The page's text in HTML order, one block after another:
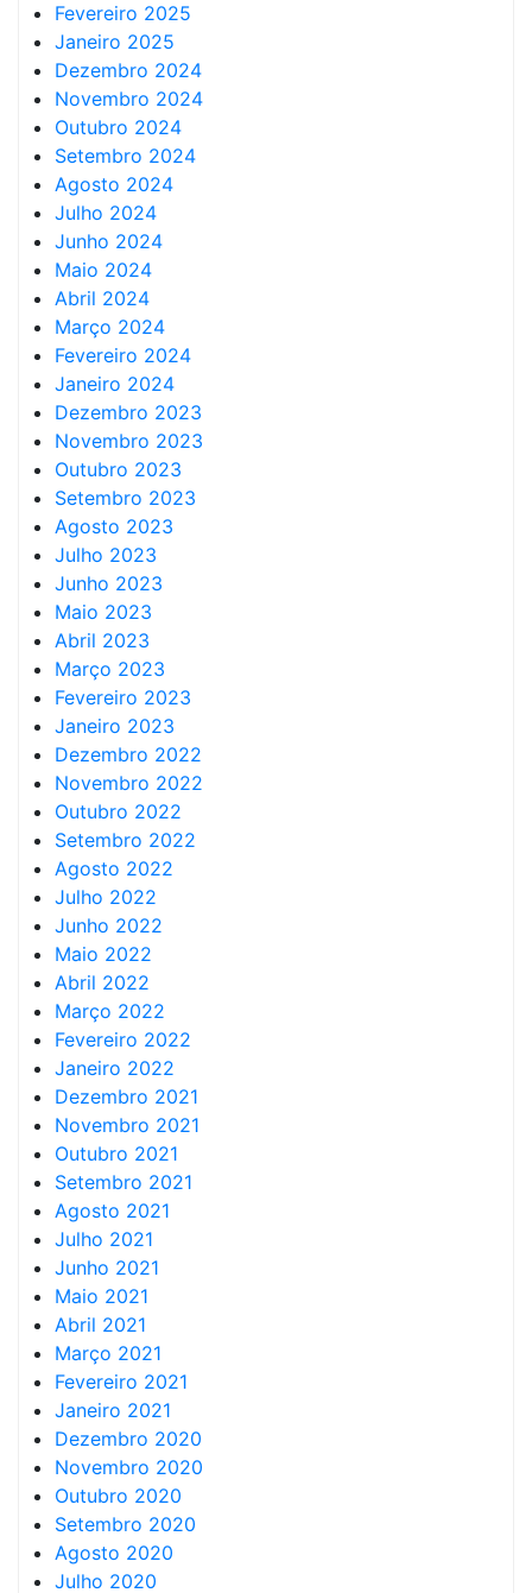
Fevereiro 2025
Janeiro 2025
Dezembro 2024
Novembro 2024
Outubro 2024
Setembro 2024
Agosto 2024
Julho 2024
Junho 2024
Maio 2024
Abril 2024
Março 2024
Fevereiro 2024
Janeiro 2024
Dezembro 2023
Novembro 2023
Outubro 2023
Setembro 2023
Agosto 2023
Julho 2023
Junho 2023
Maio 2023
Abril 2023
Março 2023
Fevereiro 2023
Janeiro 2023
Dezembro 2022
Novembro 2022
Outubro 2022
Setembro 2022
Agosto 2022
Julho 2022
Junho 2022
Maio 2022
Abril 2022
Março 2022
Fevereiro 2022
Janeiro 2022
Dezembro 2021
Novembro 2021
Outubro 2021
Setembro 2021
Agosto 2021
Julho 2021
Junho 2021
Maio 2021
Abril 2021
Março 2021
Fevereiro 2021
Janeiro 2021
Dezembro 2020
Novembro 2020
Outubro 2020
Setembro 2020
Agosto 2020
Julho 2020